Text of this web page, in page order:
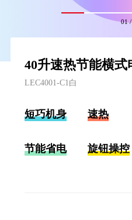
01
40升速热节能横式
LEC4001-C1白
短巧机身 速热
节能省电 旋钮操控